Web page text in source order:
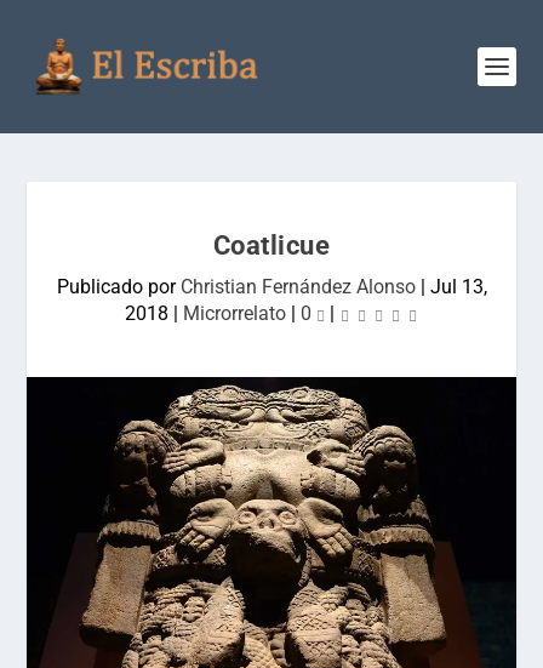
Coatlicue
Publicado por Christian Fernández Alonso| Jul 13,
2018| Microrrelato| 0 |